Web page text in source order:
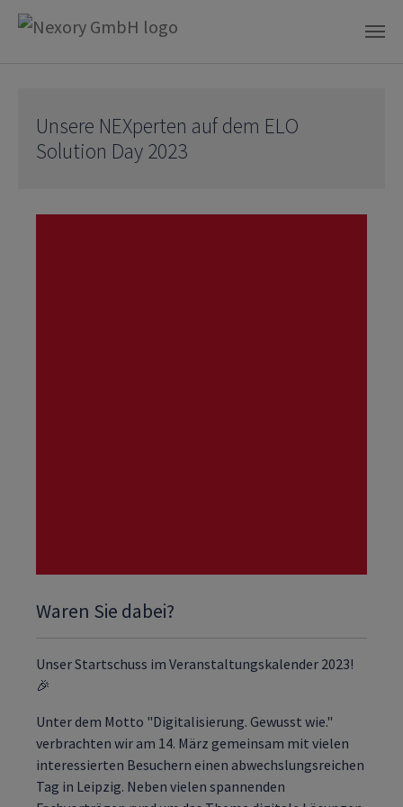
Unsere NEXperten auf dem ELO
Solution Day 2023
Waren Sie dabei?
Unser Startschuss im Veranstaltungskalender 2023!
🎉
Unter dem Motto "Digitalisierung. Gewusst wie."
verbrachten wir am 14. März gemeinsam mit vielen
interessierten Besuchern einen abwechslungsreichen
Tag in Leipzig. Neben vielen spannenden